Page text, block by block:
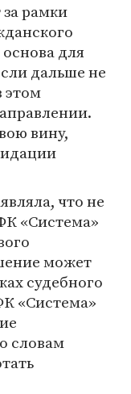
рамки
для
дальше не
этом
вину,
что не
«Система»
может
судебного
«Система»
словам